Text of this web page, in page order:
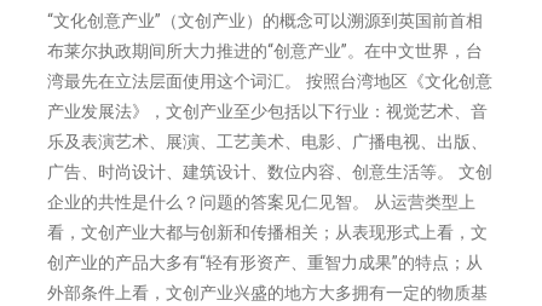
“文化创意产业”（文创产业）的概念可以溯源到英国前首相
布莱尔执政期间所大力推进的“创意产业”。在中文世界，台
湾最先在立法层面使用这个词汇。 按照台湾地区《文化创意
产业发展法》，文创产业至少包括以下行业：视觉艺术、音
乐及表演艺术、展演、工艺美术、电影、广播电视、出版、
广告、时尚设计、建筑设计、数位内容、创意生活等。 文创
企业的共性是什么？问题的答案见仁见智。 从运营类型上
看，文创产业大都与创新和传播相关；从表现形式上看，文
创产业的产品大多有“轻有形资产、重智力成果”的特点；从
外部条件上看，文创产业兴盛的地方大多拥有一定的物质基